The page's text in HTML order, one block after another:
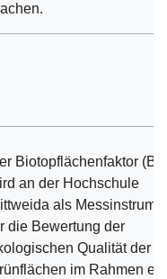
Biotopflächenfaktor
an der Hochschule
als
die Bewertung der
Qualität der
im Rahmen